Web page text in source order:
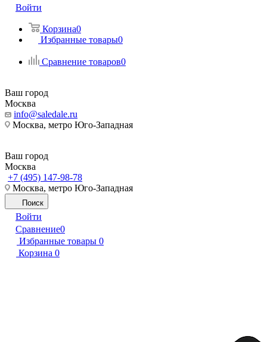
Войти
Корзина0
Избранные товары0
Сравнение товаров0
Ваш город
Москва
info@saledale.ru
Москва, метро Юго-Западная
Ваш город
Москва
+7 (495) 147-98-78
Москва, метро Юго-Западная
Поиск
Войти
Сравнение0
Избранные товары 0
Корзина 0